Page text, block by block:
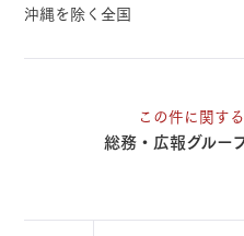
沖縄を除く全国
この件に関す
総務・広報グルー